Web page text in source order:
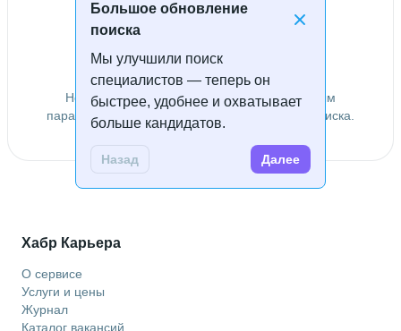
Большое обновление
поиска
Мы улучшили поиск
специалистов — теперь он
быстрее, удобнее и охватывает
больше кандидатов.
Назад Далее
Специалисты не найдены
Не удалось найти специалистов по заданным
параметрам. Попробуйте изменить условия поиска.
Хабр Карьера
О сервисе
Услуги и цены
Журнал
Каталог вакансий